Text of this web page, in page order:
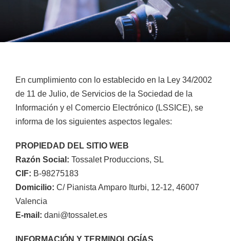
En cumplimiento con lo establecido en la Ley 34/2002
de 11 de Julio, de Servicios de la Sociedad de la
Información y el Comercio Electrónico (LSSICE), se
informa de los siguientes aspectos legales:
PROPIEDAD DEL SITIO WEB
Razón Social: Tossalet Produccions, SL
CIF: B-98275183
Domicilio: C/ Pianista Amparo Iturbi, 12-12, 46007
Valencia
E-mail: dani@tossalet.es
INFORMACIÓN Y TERMINOLOGÍAS